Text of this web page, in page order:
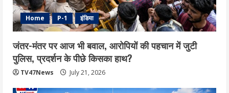
Home P-1 इंडिया
जंतर-मंतर पर आज भी बवाल, आरोपियों की पहचान में जुटी
पुलिस, प्रदर्शन के पीछे किसका हाथ?
TV47News July 21, 2026